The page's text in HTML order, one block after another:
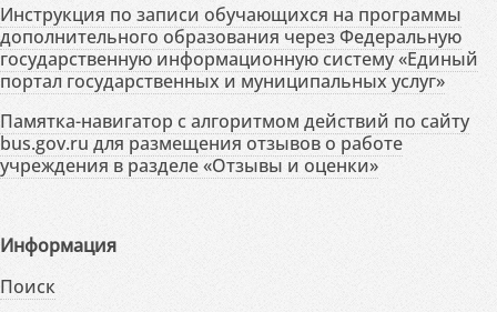
Инструкция по записи обучающихся на программы
дополнительного образования через Федеральную
государственную информационную систему «Единый
портал государственных и муниципальных услуг»
Памятка-навигатор с алгоритмом действий по сайту
bus.gov.ru для размещения отзывов о работе
учреждения в разделе «Отзывы и оценки»
Информация
Поиск